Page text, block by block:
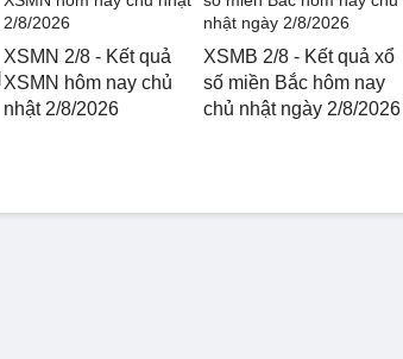
XSMN 2/8 - Kết quả
XSMN hôm nay chủ
nhật 2/8/2026
XSMB 2/8 - Kết quả xổ
số miền Bắc hôm nay
chủ nhật ngày 2/8/2026